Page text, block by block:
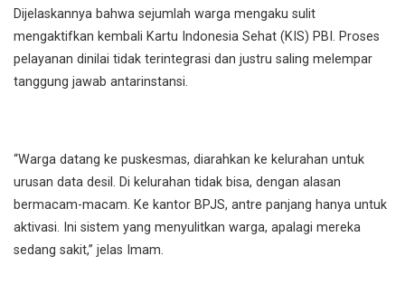
Dijelaskannya bahwa sejumlah warga mengaku sulit
mengaktifkan kembali Kartu Indonesia Sehat (KIS) PBI. Proses
pelayanan dinilai tidak terintegrasi dan justru saling melempar
tanggung jawab antarinstansi.
“Warga datang ke puskesmas, diarahkan ke kelurahan untuk
urusan data desil. Di kelurahan tidak bisa, dengan alasan
bermacam-macam. Ke kantor BPJS, antre panjang hanya untuk
aktivasi. Ini sistem yang menyulitkan warga, apalagi mereka
sedang sakit,” jelas Imam.